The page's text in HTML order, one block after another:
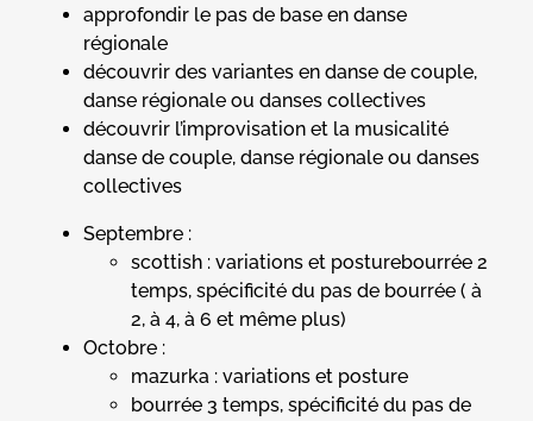
approfondir le pas de base en danse
régionale
découvrir des variantes en danse de couple,
danse régionale ou danses collectives
découvrir l’improvisation et la musicalité
danse de couple, danse régionale ou danses
collectives
Septembre :
scottish : variations et posturebourrée 2
temps, spécificité du pas de bourrée ( à
2, à 4, à 6 et même plus)
Octobre :
mazurka : variations et posture
bourrée 3 temps, spécificité du pas de